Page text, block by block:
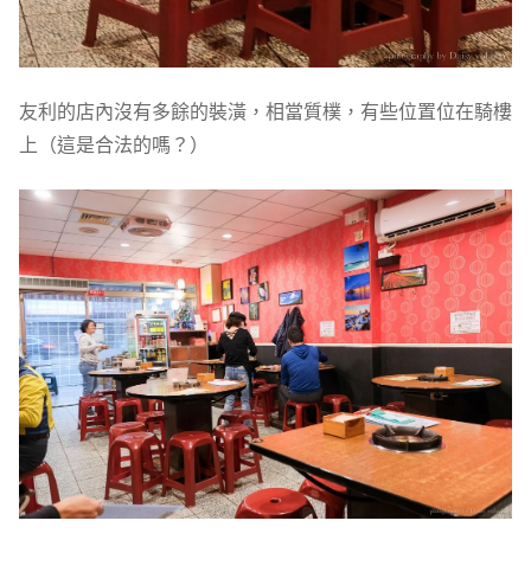
友利的店內沒有多餘的裝潢，相當質樸，有些位置位在騎樓
上（這是合法的嗎？）